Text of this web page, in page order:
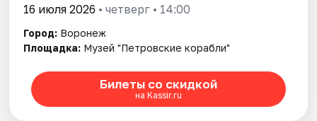
Рейтинги
16 июля 2026 • четверг • 14:00
Город: Воронеж
Площадка: Музей "Петровские корабли"
Билеты со скидкой
на Kassir.ru